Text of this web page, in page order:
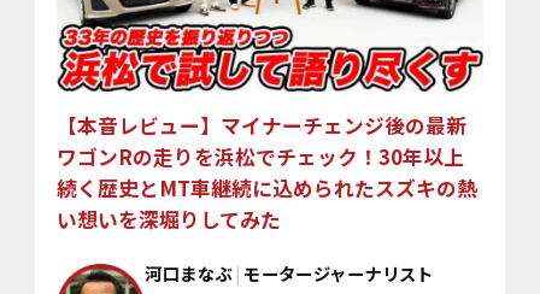
【本音レビュー】マイナーチェンジ後の最新
ワゴンRの走りを浜松でチェック！30年以上
続く歴史とMT車継続に込められたスズキの熱
い想いを深堀りしてみた
河口まなぶ | モータージャーナリスト